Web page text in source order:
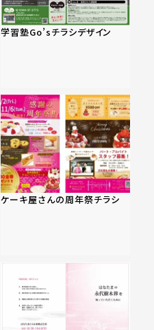
学習塾Go’sチラシデザイン
ケーキ屋さんの周年祭チラシ